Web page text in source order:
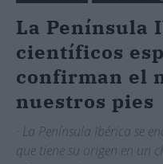
La Península
científicos
confirman el
nuestros pies
· La Península Ibérica se
que tiene su origen en un